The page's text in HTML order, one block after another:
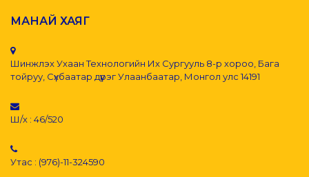
МАНАЙ ХАЯГ
Шинжлэх Ухаан Технологийн Их Сургууль 8-р хороо, Бага
тойруу, Сүхбаатар дүүрэг Улаанбаатар, Монгол улс 14191
Ш/х : 46/520
Утас : (976)-11-324590